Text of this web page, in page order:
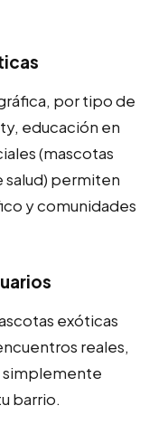
por tipo de
educación en
(mascotas
salud) permiten
y comunidades
exóticas
reales,
simplemente
barrio.